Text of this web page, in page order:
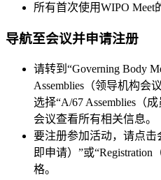
所有首次使用WIPO Meet
导航至会议并申请注册
请转到“Governing Body
Assemblies（领导机构会
选择“A/67 Assemblies（
会议查看所有相关信息。
要注册参加活动，请点击
即申请）”或
格。